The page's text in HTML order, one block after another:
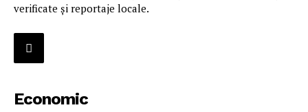
verificate și reportaje locale.
Economic